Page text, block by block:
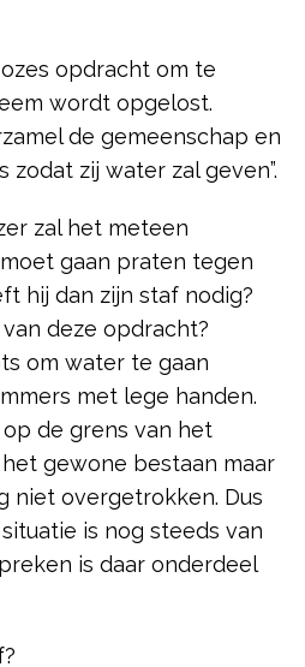
opdracht om te
wordt opgelost.
de gemeenschap en
zij water zal geven”.
zal het meteen
gaan praten tegen
hij dan zijn staf nodig?
deze opdracht?
om water te gaan
met lege handen.
de grens van het
gewone bestaan maar
niet overgetrokken. Dus
is nog steeds van
is daar onderdeel